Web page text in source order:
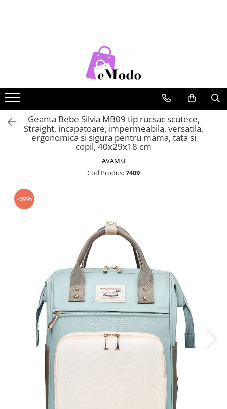
CADOU MAMĂ
CADOU FIICĂ
RUCSACURI DAMA
CURELE DAMA
OCHELARI DE SOARE DAMA
BRATARI DAMA
PORTOFELE BARBATI
RUCSACURI BARBATI
OCHELARI DE SOARE BARBATI
BRATARI BARBATI
Geanta Bebe Silvia MB09 tip rucsac scutece,
Straight, incapatoare, impermeabila, versatila,
ergonomica si sigura pentru mama, tata si
copil, 40x29x18 cm
AVAMSI
Cod Produs:7409
-59%